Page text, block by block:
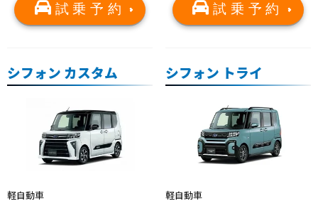
試乗予約 試乗予約
シフォン カスタム
軽自動車
シフォン トライ
軽自動車